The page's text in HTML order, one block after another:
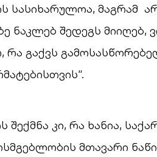
სასიხარულოა, მაგრამ
ნაკლებ შედეგს
რა გაქვს
კი, რა ხანია,
მთავარი